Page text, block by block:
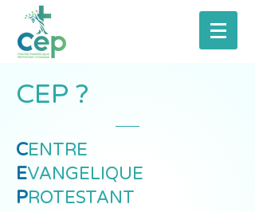
CEP ?
CENTRE
EVANGELIQUE
PROTESTANT